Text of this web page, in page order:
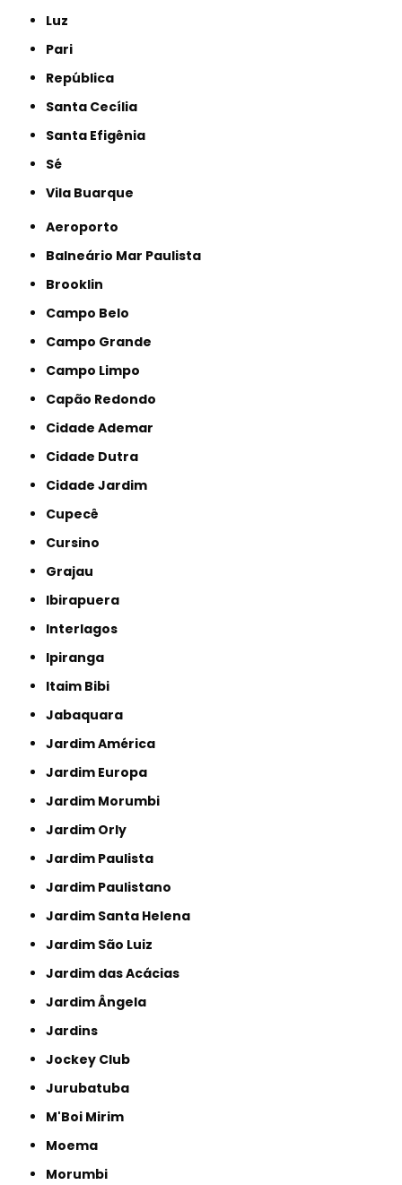
Luz
Pari
República
Santa Cecília
Santa Efigênia
Sé
Vila Buarque
Aeroporto
Balneário Mar Paulista
Brooklin
Campo Belo
Campo Grande
Campo Limpo
Capão Redondo
Cidade Ademar
Cidade Dutra
Cidade Jardim
Cupecê
Cursino
Grajau
Ibirapuera
Interlagos
Ipiranga
Itaim Bibi
Jabaquara
Jardim América
Jardim Europa
Jardim Morumbi
Jardim Orly
Jardim Paulista
Jardim Paulistano
Jardim Santa Helena
Jardim São Luiz
Jardim das Acácias
Jardim Ângela
Jardins
Jockey Club
Jurubatuba
M'Boi Mirim
Moema
Morumbi